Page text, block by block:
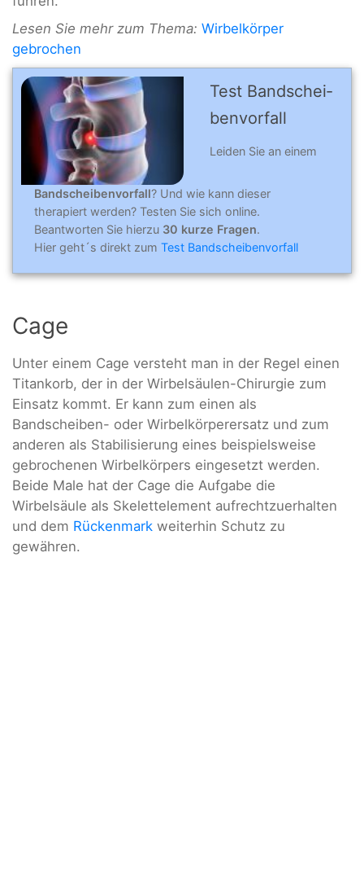
Lesen Sie mehr zum Thema: Wirbelkörper
gebrochen
Test Band­schei­
ben­vor­fall
Leiden Sie an einem
Bandscheibenvorfall? Und wie kann dieser
therapiert werden? Testen Sie sich online.
Beantworten Sie hierzu 30 kurze Fragen.
Hier geht´s direkt zum Test Bandscheibenvorfall
Cage
Unter einem Cage versteht man in der Regel einen
Titankorb, der in der Wirbelsäulen-Chirurgie zum
Einsatz kommt. Er kann zum einen als
Bandscheiben- oder Wirbelkörperersatz und zum
anderen als Stabilisierung eines beispielsweise
gebrochenen Wirbelkörpers eingesetzt werden.
Beide Male hat der Cage die Aufgabe die
Wirbelsäule als Skelettelement aufrechtzuerhalten
und dem Rückenmark weiterhin Schutz zu
gewähren.